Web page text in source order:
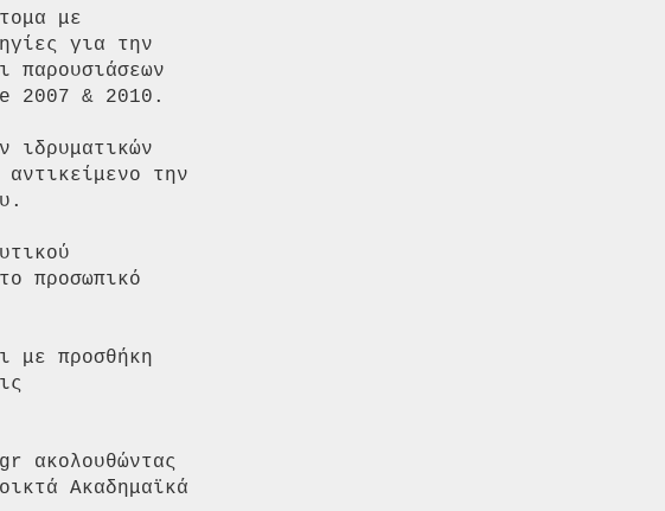
με
για την
παρουσιάσεων
2007 & 2010.
ιδρυματικών
την
προσωπικό
με προσθήκη
ακολουθώντας
Ακαδημαϊκά